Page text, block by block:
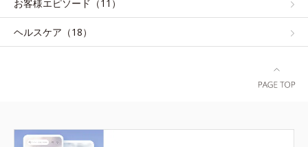
お客様エピソード（11）
ヘルスケア（18）